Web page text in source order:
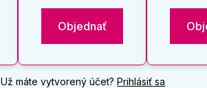
Objednať
Už máte vytvorený účet?Prihlásiť sa